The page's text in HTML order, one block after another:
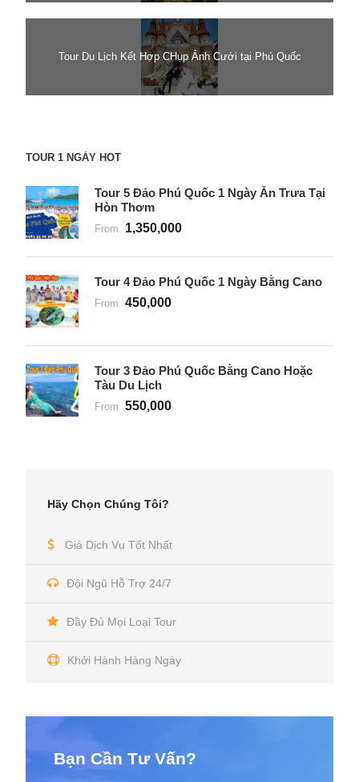
Tour Du Lịch Kết Hợp CHụp Ảnh Cưới tại Phú Quốc
TOUR 1 NGÀY HOT
Tour 5 Đảo Phú Quốc 1 Ngày Ăn Trưa Tại
Hòn Thơm
From 1,350,000
Tour 4 Đảo Phú Quốc 1 Ngày Bằng Cano
From 450,000
Tour 3 Đảo Phú Quốc Bằng Cano Hoặc
Tàu Du Lịch
From 550,000
Hãy Chọn Chúng Tôi?
Giá Dịch Vụ Tốt Nhất
Đội Ngũ Hỗ Trợ 24/7
Đầy Đủ Mọi Loại Tour
Khởi Hành Hàng Ngày
Bạn Cần Tư Vấn?